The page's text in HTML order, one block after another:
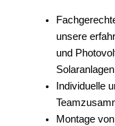
unsere
und
Solaranlagen
Individuelle
Montage